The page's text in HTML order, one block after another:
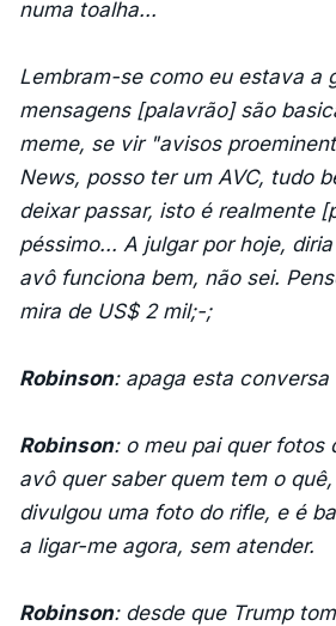
numa toalha...
Lembram-se como eu estava a
mensagens [palavrão] são
meme, se vir "avisos
News, posso ter um AVC, tudo
deixar passar, isto é realmente
péssimo... A julgar por hoje,
avô funciona bem, não sei.
mira de US$ 2 mil;-;
Robinson: apaga esta conversa
Robinson: o meu pai quer fotos
avô quer saber quem tem o
divulgou uma foto do rifle, e é
a ligar-me agora, sem atender.
Robinson: desde que Trump